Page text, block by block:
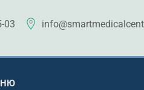
03